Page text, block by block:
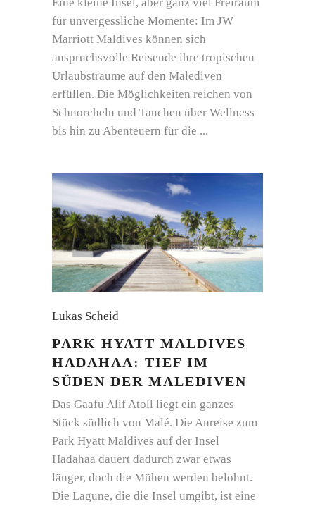
für unvergessliche Momente: Im JW
Marriott Maldives können sich
anspruchsvolle Reisende ihre tropischen
Urlaubsträume auf den Malediven
erfüllen. Die Möglichkeiten reichen von
Schnorcheln und Tauchen über Wellness
bis hin zu Abenteuern für die
Lukas Scheid
PARK HYATT MALDIVES
HADAHAA: TIEF IM
SÜDEN DER MALEDIVEN
Das Gaafu Alif Atoll liegt ein ganzes
Stück südlich von Malé. Die Anreise zum
Park Hyatt Maldives auf der Insel
Hadahaa dauert dadurch zwar etwas
länger, doch die Mühen werden belohnt.
Die Lagune, die die Insel umgibt, ist eine